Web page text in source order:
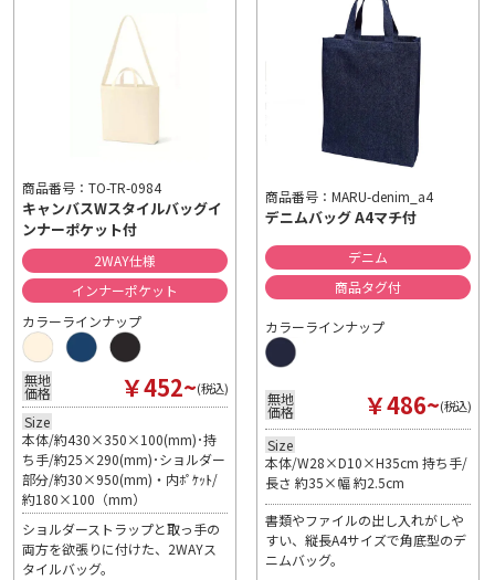
商品番号：TO-TR-0984
キャンバスWスタイルバッグイ
ンナーポケット付
2WAY仕様
インナーポケット
カラーラインナップ
無地
価格 ￥452~(税込)
Size
本体/約430×350×100(mm)･持
ち手/約25×290(mm)･ショルダー
部分/約30×950(mm)・内ﾎﾟｹｯﾄ/
約180×100（mm）
ショルダーストラップと取っ手の
両方を欲張りに付けた、2WAYス
タイルバッグ。
商品番号：MARU-denim_a4
デニムバッグ A4マチ付
デニム
商品タグ付
カラーラインナップ
無地
価格 ￥486~(税込)
Size
本体/W28×D10×H35cm 持ち手/
長さ 約35×幅 約2.5cm
書類やファイルの出し入れがしや
すい、縦長A4サイズで角底型のデ
ニムバッグ。